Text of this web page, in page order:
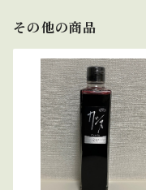
その他の商品